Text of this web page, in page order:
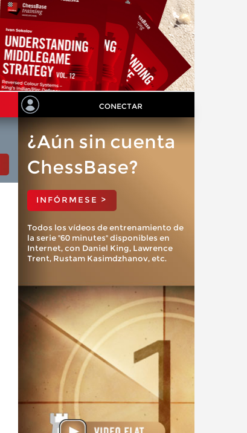
CONECTAR
¿Aún sin cuenta
ChessBase?
INFÓRMESE >
Todos los vídeos de entrenamiento de
la serie "60 minutes" disponibles en
Internet, con Daniel King, Lawrence
Trent, Rustam Kasimdzhanov, etc.